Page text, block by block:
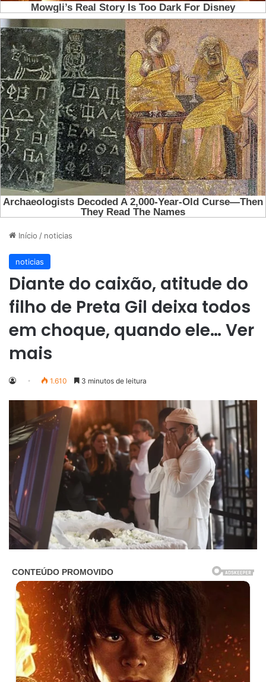
Início / noticias
noticias
Diante do caixão, atitude do
filho de Preta Gil deixa todos
em choque, quando ele… Ver
mais
1.610 3 minutos de leitura